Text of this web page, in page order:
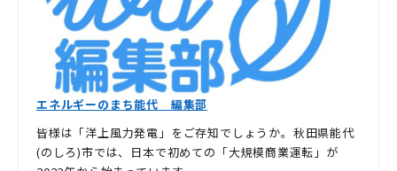
エネルギーのまち能代 編集部
皆様は「洋上風力発電」をご存知でしょうか。秋田県能代
(のしろ)市では、日本で初めての「大規模商業運転」が